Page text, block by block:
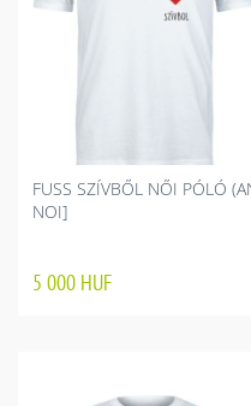
FUSS SZÍVBŐL NŐI PÓLÓ
NOI]
5 000 HUF